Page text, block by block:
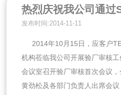
热烈庆祝我公司通过
发布时间:2014-11-11
2014年10月15日，应客户
机构莅临我公司开展验厂审核
会议室召开验厂审核首次会议
黄劲松及各部门负责人出席会